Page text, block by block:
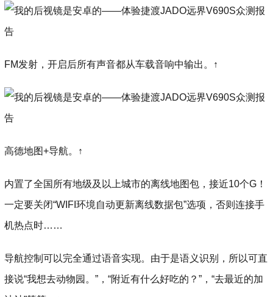
FM发射，开启后所有声音都从车载音响中输出。↑
高德地图+导航。↑
内置了全国所有地级及以上城市的离线地图包，接近10个G！
一定要关闭“WIFI环境自动更新离线数据包”选项，否则连接手
机热点时……
导航控制可以完全通过语音实现。由于是语义识别，所以可直
接说“我想去动物园。”，“附近有什么好吃的？”，“去最近的加